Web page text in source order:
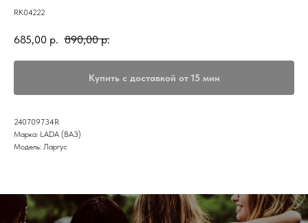
RK04222
685,00 р. 890,00 р.
Купить с доставкой от 15 мин
240709734R
Марка: LADA (ВАЗ)
Модель: Ларгус